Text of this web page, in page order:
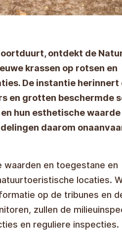
ontdekt de
krassen op rotsen en
De instantie herinnert
en grotten beschermde
hun esthetische
daarom
waarden en toegestane en
locaties.
op de tribunes en
zullen de
en reguliere inspecties.